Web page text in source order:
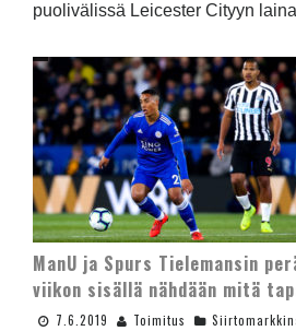
puolivälissä Leicester Cityyn
ManU ja Spurs Tielemansin
viikon sisällä nähdään mitä
7.6.2019 Toimitus